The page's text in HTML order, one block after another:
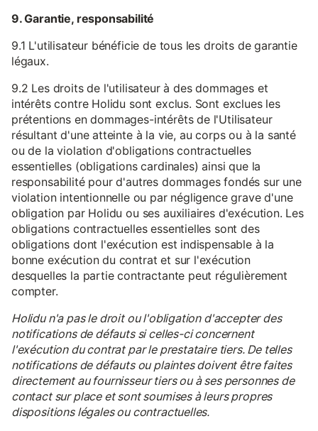
9. Garantie, responsabilité
9.1 L'utilisateur bénéficie de tous les droits de garantie
légaux.
9.2 Les droits de l'utilisateur à des dommages et
intérêts contre Holidu sont exclus. Sont exclues les
prétentions en dommages-intérêts de l'Utilisateur
résultant d'une atteinte à la vie, au corps ou à la santé
ou de la violation d'obligations contractuelles
essentielles (obligations cardinales) ainsi que la
responsabilité pour d'autres dommages fondés sur une
violation intentionnelle ou par négligence grave d'une
obligation par Holidu ou ses auxiliaires d'exécution. Les
obligations contractuelles essentielles sont des
obligations dont l'exécution est indispensable à la
bonne exécution du contrat et sur l'exécution
desquelles la partie contractante peut régulièrement
compter.
Holidu n'a pas le droit ou l'obligation d'accepter des
notifications de défauts si celles-ci concernent
l'exécution du contrat par le prestataire tiers. De telles
notifications de défauts ou plaintes doivent être faites
directement au fournisseur tiers ou à ses personnes de
contact sur place et sont soumises à leurs propres
dispositions légales ou contractuelles.